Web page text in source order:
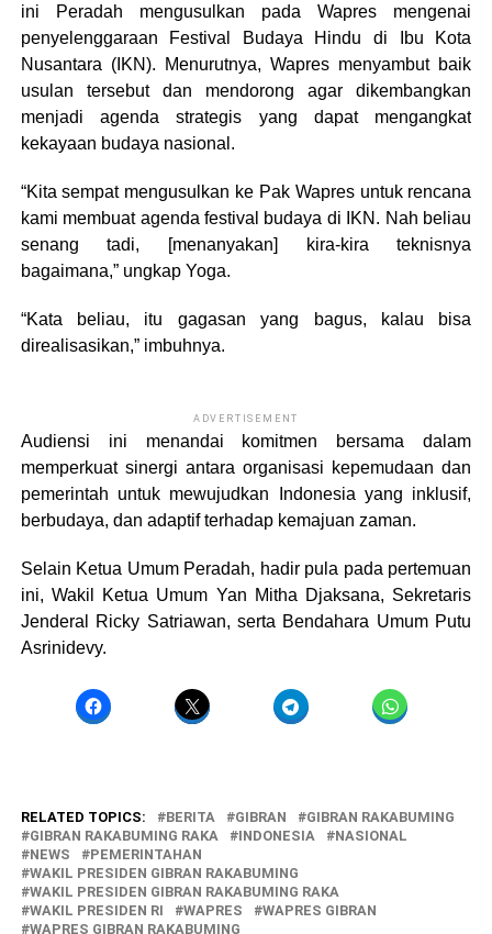
ini Peradah mengusulkan pada Wapres mengenai
penyelenggaraan Festival Budaya Hindu di Ibu Kota
Nusantara (IKN). Menurutnya, Wapres menyambut baik
usulan tersebut dan mendorong agar dikembangkan
menjadi agenda strategis yang dapat mengangkat
kekayaan budaya nasional.
“Kita sempat mengusulkan ke Pak Wapres untuk rencana
kami membuat agenda festival budaya di IKN. Nah beliau
senang tadi, [menanyakan] kira-kira teknisnya
bagaimana,” ungkap Yoga.
“Kata beliau, itu gagasan yang bagus, kalau bisa
direalisasikan,” imbuhnya.
ADVERTISEMENT
Audiensi ini menandai komitmen bersama dalam
memperkuat sinergi antara organisasi kepemudaan dan
pemerintah untuk mewujudkan Indonesia yang inklusif,
berbudaya, dan adaptif terhadap kemajuan zaman.
Selain Ketua Umum Peradah, hadir pula pada pertemuan
ini, Wakil Ketua Umum Yan Mitha Djaksana, Sekretaris
Jenderal Ricky Satriawan, serta Bendahara Umum Putu
Asrinidevy.
RELATED TOPICS: BERITA GIBRAN
GIBRAN RAKABUMING
GIBRAN RAKABUMING RAKA
INDONESIA
NASIONAL
NEWS
PEMERINTAHAN
WAKIL PRESIDEN GIBRAN RAKABUMING
WAKIL PRESIDEN GIBRAN RAKABUMING RAKA
WAKIL PRESIDEN RI
WAPRES
WAPRES GIBRAN
WAPRES GIBRAN RAKABUMING